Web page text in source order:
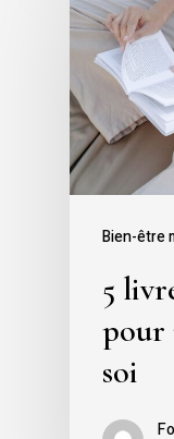
Bien-être
5
pour
soi